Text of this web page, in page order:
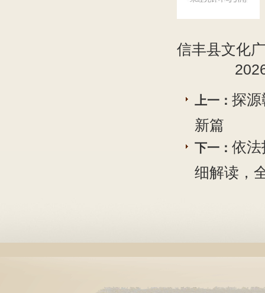
信丰县文化
2026年
上一： 探
新篇
下一： 依法
细解读，